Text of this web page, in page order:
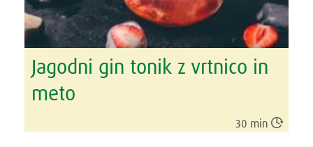
Jagodni gin tonik z vrtnico in
meto
30 min 